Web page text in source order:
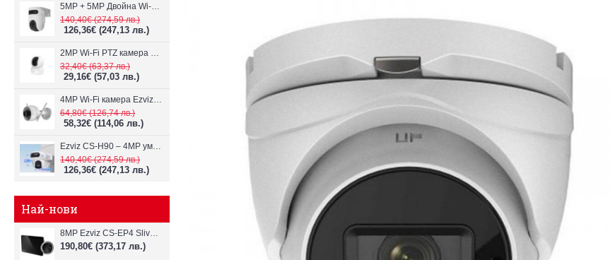
5MP + 5MP Двойна Wi-Fi IP камера с два обектива Ezviz CS-H9c
140,40€(274,59 лв.)
126,36€ (247,13 лв.)
2MP Wi-Fi PTZ камерa с микрофон и говорител Ezviz CS-TY1
32,40€(63,37 лв.)
29,16€ (57,03 лв.)
4MP Wi-Fi камерa Ezviz CS-H3c с микрофон и говорител
64,80€(126,74 лв.)
58,32€ (114,06 лв.)
Ezviz CS-H90 – 4MP умна Wi-Fi камера, два обектива и цветен нощен
140,40€(274,59 лв.)
126,36€ (247,13 лв.)
Най-нови
8MP Ezviz CS-EP4 Sliver Wi-Fi видеодомофон
190,80€ (373,17 лв.)